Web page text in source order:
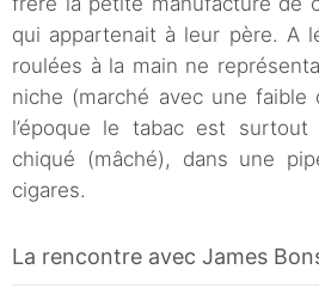
qui appartenait à leur père. A
roulées à la main ne
niche (marché avec une faible
l’époque le tabac est
chiqué (mâché), dans une
cigares.
La rencontre avec James